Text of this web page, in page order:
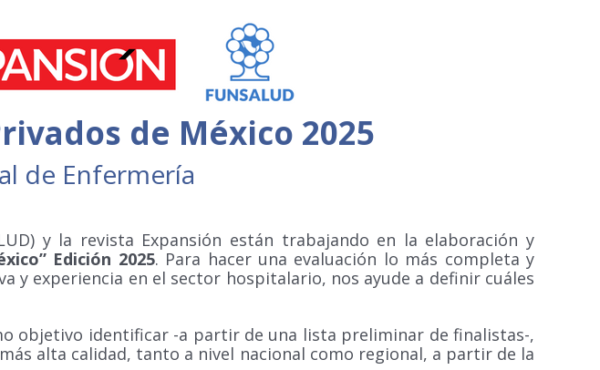
de México 2025
de Enfermería
y la revista Expansión están trabajando en la elaboración y
Edición 2025. Para hacer una evaluación lo más completa y
y experiencia en el sector hospitalario, nos ayude a definir cuáles
objetivo identificar -a partir de una lista preliminar de finalistas-,
alta calidad, tanto a nivel nacional como regional, a partir de la